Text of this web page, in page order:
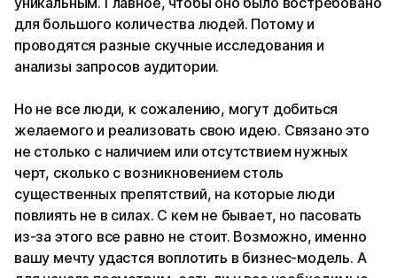
для большого количества людей. Потому и
проводятся разные скучные исследования и
анализы запросов аудитории.
Но не все люди, к сожалению, могут добиться
желаемого и реализовать свою идею. Связано это
не столько с наличием или отсутствием нужных
черт, сколько с возникновением столь
существенных препятствий, на которые люди
повлиять не в силах. С кем не бывает, но пасовать
из-за этого все равно не стоит. Возможно, именно
вашу мечту удастся воплотить в бизнес-модель. А